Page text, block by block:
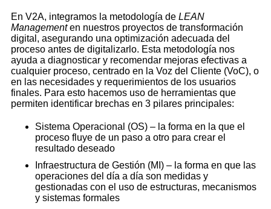
En V2A, integramos la metodología de LEAN
Managementen nuestros proyectos de transformación
digital, asegurando una optimización adecuada del
proceso antes de digitalizarlo. Esta metodología nos
ayuda a diagnosticar y recomendar mejoras efectivas a
cualquier proceso, centrado en la Voz del Cliente (VoC), o
en las necesidades y requerimientos de los usuarios
finales. Para esto hacemos uso de herramientas que
permiten identificar brechas en 3 pilares principales:
Sistema Operacional (OS) – la forma en la que el
proceso fluye de un paso a otro para crear el
resultado deseado
Infraestructura de Gestión (MI) – la forma en que las
operaciones del día a día son medidas y
gestionadas con el uso de estructuras, mecanismos
y sistemas formales